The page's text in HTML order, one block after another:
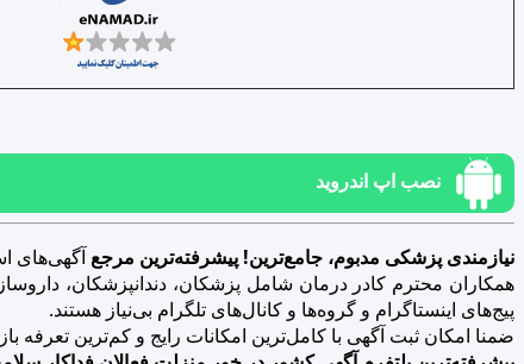
نصب اپ اندروید
نیازمندی پزشکی مدبوم، جامع‌ترین! پیشرفته‌ترین مرجع آگهی‌های
همکاران محترم کادر درمان شامل پزشکان، دندانپزشکان،
پیج‌های اینستاگرام و گروه‌ها و کانال‌های تلگرام بی‌نیاز هستند.
ضمنا امکان ثبت آگهی با کامل‌ترین امکانات رایج و کم‌ترین تعرفه بازار